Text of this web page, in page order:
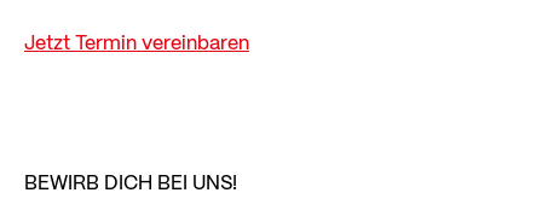
Jetzt Termin vereinbaren
BEWIRB DICH BEI UNS!